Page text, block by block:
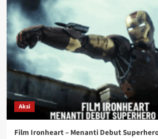
Aksi
Film Ironheart – Menanti Debut